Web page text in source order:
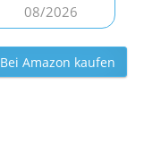
08/2026
Bei Amazon kaufen